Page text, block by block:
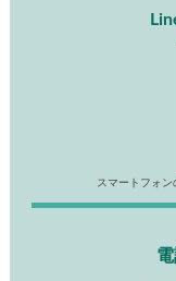
スマートフォン